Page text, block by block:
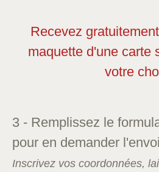
Recevez
maquette d'une carte
votre
3 - Remplissez le
pour en demander l'envoi
Inscrivez vos coordonnées,